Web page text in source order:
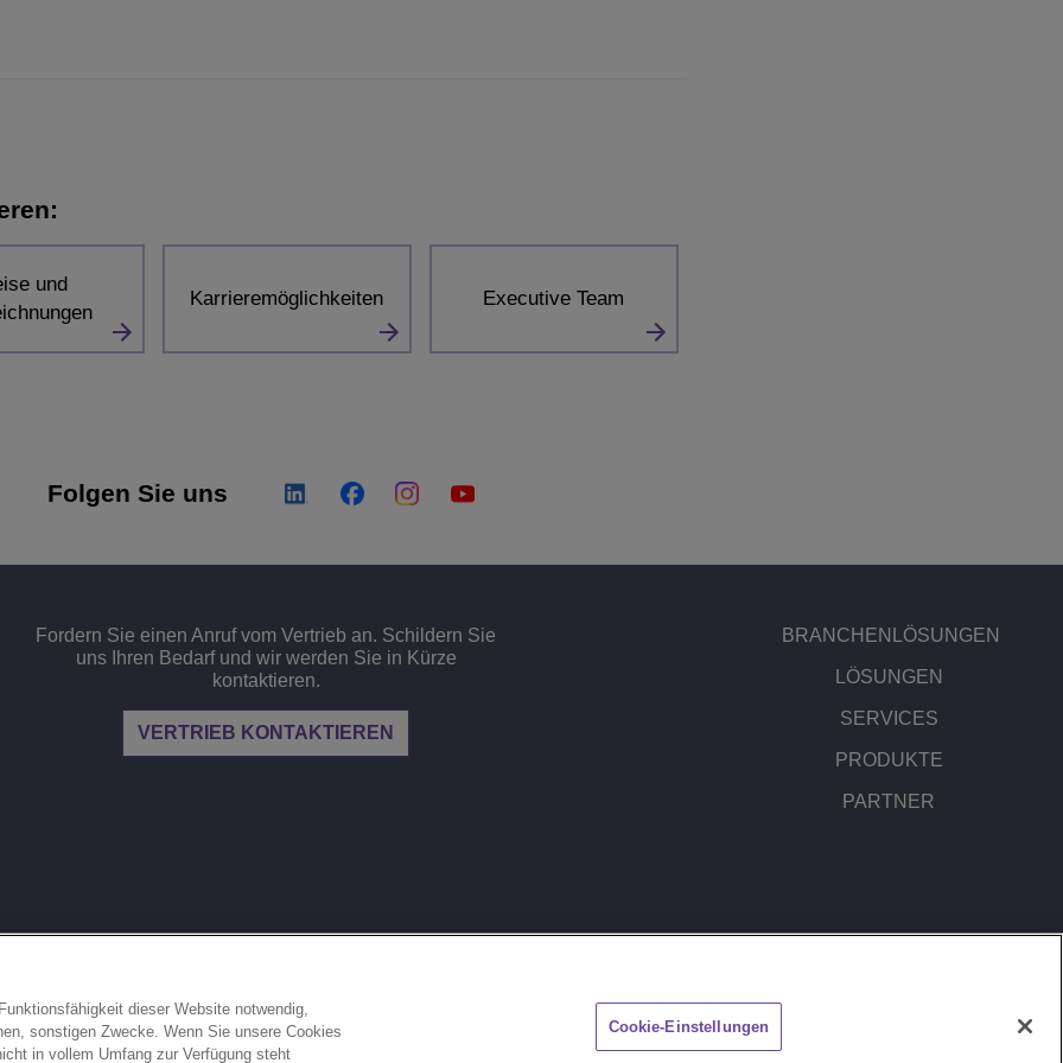
und
Karrieremöglichkeiten Executive Team
Folgen Sie uns
Fordern Sie einen Anruf vom Vertrieb an. Schildern Sie
uns Ihren Bedarf und wir werden Sie in Kürze
kontaktieren.
VERTRIEB KONTAKTIEREN
BRANCHENLÖSUNGEN
LÖSUNGEN
SERVICES
PRODUKTE
PARTNER
MELDEN
EINSTELLUNGEN
dieser Website notwendig,
sonstigen Zwecke. Wenn Sie unsere Cookies
in vollem Umfang zur Verfügung steht
Cookie-Einstellungen